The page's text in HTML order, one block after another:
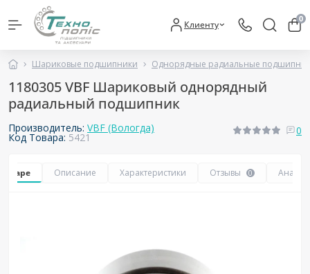
Клиенту 0
Шариковые подшипники Однорядные радиальные
1180305 VBF Шариковый однорядный
радиальный подшипник
Производитель: VBF (Вологда)
Код Товара: 5421
0
Описание Характеристики Отзывы 0